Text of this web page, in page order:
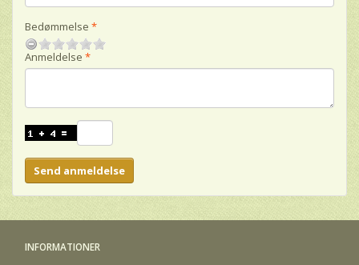
Bedømmelse
Anmeldelse
Send anmeldelse
INFORMATIONER